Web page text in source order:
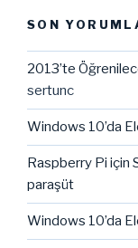
SON
2013’te
sertunc
Windows 10’da
Raspberry Pi için
paraşüt
Windows 10’da